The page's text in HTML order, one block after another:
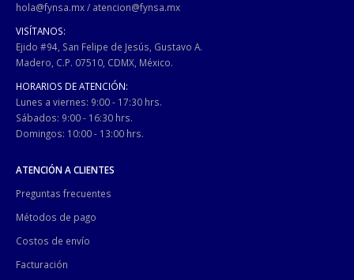
hola@fynsa.mx/ atencion@fynsa.mx
VISÍTANOS:
Ejido #94, San Felipe de Jesús, Gustavo A.
Madero, C.P. 07510, CDMX, México.
HORARIOS DE ATENCIÓN:
Lunes a viernes: 9:00 - 17:30 hrs.
Sábados: 9:00 - 16:30 hrs.
Domingos: 10:00 - 13:00 hrs.
ATENCIÓN A CLIENTES
Preguntas frecuentes
Métodos de pago
Costos de envío
Facturación